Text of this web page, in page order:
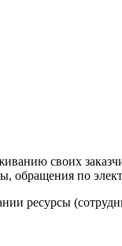
своих
обращения по
ресурсы